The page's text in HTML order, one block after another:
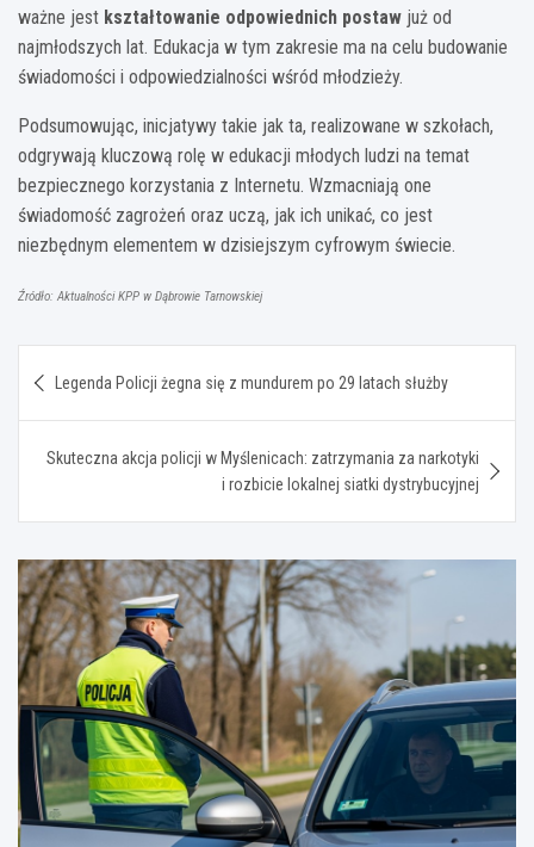
ważne jest kształtowanie odpowiednich postaw już od
najmłodszych lat. Edukacja w tym zakresie ma na celu budowanie
świadomości i odpowiedzialności wśród młodzieży.
Podsumowując, inicjatywy takie jak ta, realizowane w szkołach,
odgrywają kluczową rolę w edukacji młodych ludzi na temat
bezpiecznego korzystania z Internetu. Wzmacniają one
świadomość zagrożeń oraz uczą, jak ich unikać, co jest
niezbędnym elementem w dzisiejszym cyfrowym świecie.
Źródło: Aktualności KPP w Dąbrowie Tarnowskiej
wpisu
Legenda Policji żegna się z mundurem po 29 latach służby
Skuteczna akcja policji w Myślenicach: zatrzymania za narkotyki
i rozbicie lokalnej siatki dystrybucyjnej